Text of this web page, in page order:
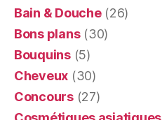
Bain & Douche(26)
Bons plans(30)
Bouquins(5)
Cheveux (30)
Concours(27)